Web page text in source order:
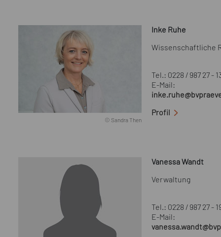
© Sandra Then
Inke Ruhe
Wissenschaftliche
Tel.: 0228 / 987 27 -
E-Mail:
Profil
Vanessa Wandt
Verwaltung
Tel.: 0228 / 987 27 -
E-Mail: